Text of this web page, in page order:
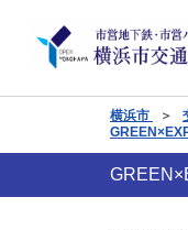
横浜市 ＞